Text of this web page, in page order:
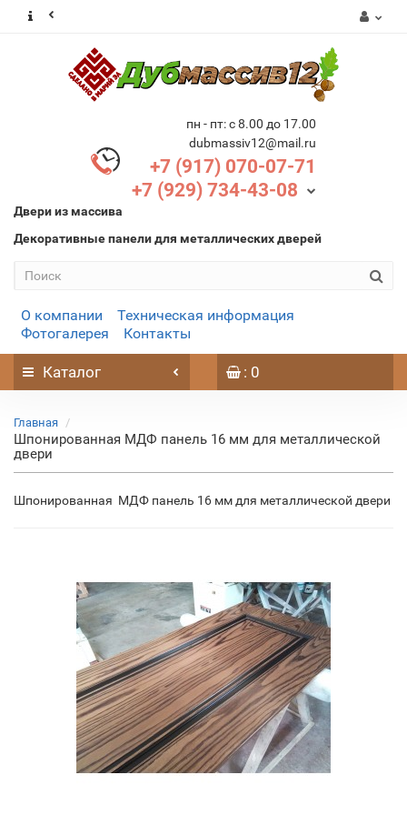
пн - пт: с 8.00 до 17.00
dubmassiv12@mail.ru
+7 (917) 070-07-71
+7 (929) 734-43-08
Двери из массива
Декоративные панели для металлических дверей
О компании
Техническая информация
Фотогалерея
Контакты
Каталог : 0
Главная
Шпонированная МДФ панель 16 мм для металлической
двери
Шпонированная МДФ панель 16 мм для металлической двери